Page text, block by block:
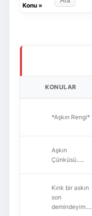
Konu»
KONULAR
*Aşkın Rengi*
Aşkın
Çünküsü.....
Kırık bir askın
son
demindeyim....